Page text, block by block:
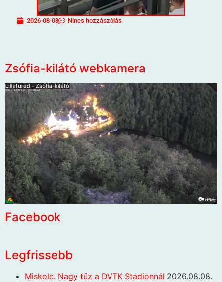
2026-08-08 Nincs hozzászólás
Zsófia-kilátó webkamera
Facebook
Legfrissebb
Miskolc. Nagy tűz a DVTK Stadionnál 2026.08.08.